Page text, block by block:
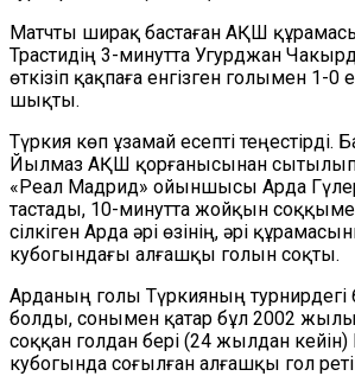
Матчты ширақ бастаған АҚШ
Трастидің 3-минутта Угурджан
өткізіп қақпаға енгізген голымен 1-0
шықты.
Түркия көп ұзамай есепті
Йылмаз АҚШ қорғанысынан
«Реал Мадрид» ойыншысы Арда
тастады, 10-минутта жойқын
сілкіген Арда әрі өзінің, әрі
кубогындағы алғашқы голын соқты.
Арданың голы Түркияның
болды, сонымен қатар бұл 2002
соққан голдан бері (24 жылдан
кубогында соғылған алғашқы гол